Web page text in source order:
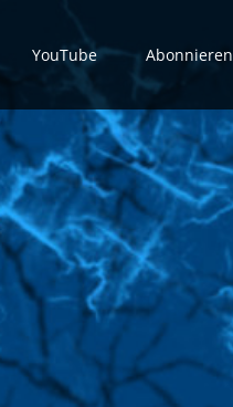
YouTube Abonnieren